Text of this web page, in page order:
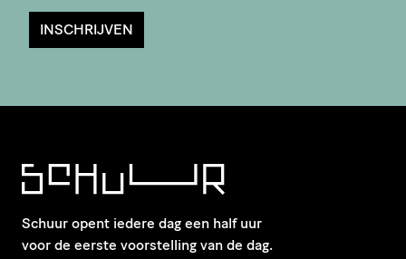
INSCHRIJVEN
Schuur opent iedere dag een half uur
voor de eerste voorstelling van de dag.